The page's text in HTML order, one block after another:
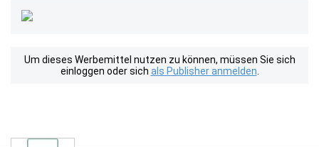
Um dieses Werbemittel nutzen zu können, müssen Sie sich
einloggen oder sich als Publisher anmelden